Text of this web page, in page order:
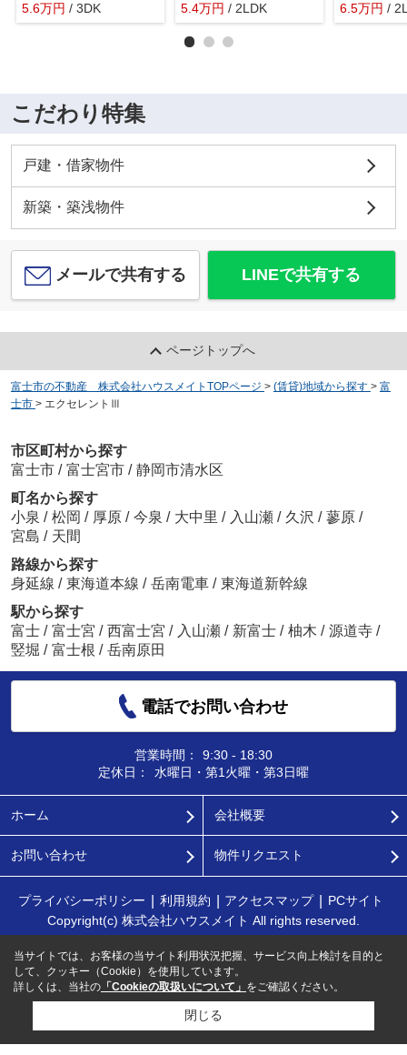
5.6万円 / 3DK
5.4万円 / 2LDK
6.5万円 /
こだわり特集
戸建・借家物件
新築・築浅物件
メールで共有する LINEで共有する
ページトップへ
富士市の不動産 株式会社ハウスメイトTOPページ > (賃貸)地域から探す > 富
士市 > エクセレントⅢ
市区町村から探す
富士市 / 富士宮市 / 静岡市清水区
町名から探す
小泉 / 松岡 / 厚原 / 今泉 / 大中里 / 入山瀬 / 久沢 / 蓼原 /
宮島 / 天間
路線から探す
身延線 / 東海道本線 / 岳南電車 / 東海道新幹線
駅から探す
富士 / 富士宮 / 西富士宮 / 入山瀬 / 新富士 / 柚木 / 源道寺 /
竪堀 / 富士根 / 岳南原田
電話でお問い合わせ
営業時間：
9:30 - 18:30
定休日：
水曜日・第1火曜・第3日曜
ホーム 会社概要
お問い合わせ 物件リクエスト
プライバシーポリシー 利用規約 アクセスマップ
PCサイト
Copyright(c) 株式会社ハウスメイト All rights reserved.
当サイトでは、お客様の当サイト利用状況把握、サービス向上検討を目的と
して、クッキー（Cookie）を使用しています。
詳しくは、当社の 「Cookieの取扱いについて」 をご確認ください。
閉じる